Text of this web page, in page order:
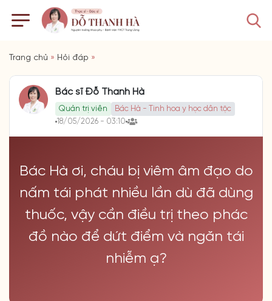
Trang chủ » Hỏi đáp »
Bác sĩ Đỗ Thanh Hà
Quản trị viên
Bác Hà - Tinh hoa y học dân tộc
18/05/2026 - 03:10
Bác Hà ơi, cháu bị viêm âm đạo do
nấm tái phát nhiều lần dù đã dùng
thuốc, vậy cần điều trị theo phác
đồ nào để dứt điểm và ngăn tái
nhiễm ạ?